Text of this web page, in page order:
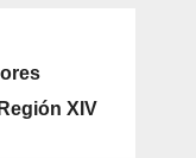
XIV